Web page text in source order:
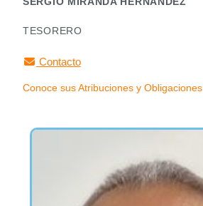
TESORERO
Contacto
Conoce sus Atribuciones y Obligaciones